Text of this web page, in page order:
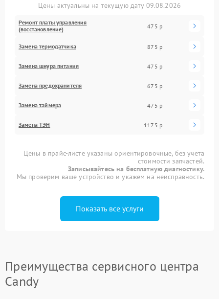
Цены актуальны на текущую дату 09.08.2026
Ремонт платы управления
(восстановление)
475 р
Замена термодатчика 875 р
Замена шнура питания 475 р
Замена предохранителя 675 р
Замена таймера 475 р
Замена ТЭН 1175 р
Цены в прайс-листе указаны ориентировочные, без учета
стоимости запчастей.
Записывайтесь на бесплатную диагностику.
Мы проверим ваше устройство и укажем на неисправность.
Показать все услуги
Преимущества сервисного центра
Candy